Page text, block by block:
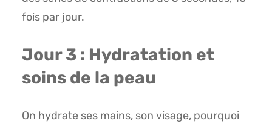
fois par jour.
Jour 3 : Hydratation et
soins de la peau
On hydrate ses mains, son visage, pourquoi